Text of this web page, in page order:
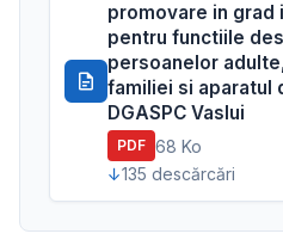
promovare in
pentru functiile
persoanelor
familiei si aparatul
DGASPC Vaslui
PDF 68 Ko
135 descărcări